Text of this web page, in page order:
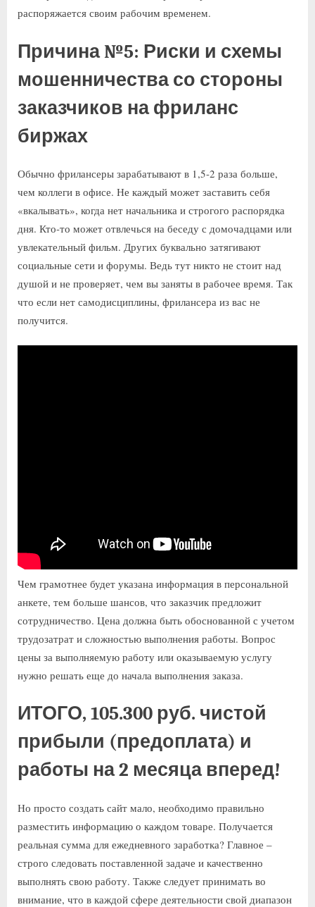
распоряжается своим рабочим временем.
Причина №5: Риски и схемы
мошенничества со стороны
заказчиков на фриланс
биржах
Обычно фрилансеры зарабатывают в 1,5-2 раза больше,
чем коллеги в офисе. Не каждый может заставить себя
«вкалывать», когда нет начальника и строгого распорядка
дня. Кто-то может отвлечься на беседу с домочадцами или
увлекательный фильм. Других буквально затягивают
социальные сети и форумы. Ведь тут никто не стоит над
душой и не проверяет, чем вы заняты в рабочее время. Так
что если нет самодисциплины, фрилансера из вас не
получится.
Чем грамотнее будет указана информация в персональной
анкете, тем больше шансов, что заказчик предложит
сотрудничество. Цена должна быть обоснованной с учетом
трудозатрат и сложностью выполнения работы. Вопрос
цены за выполняемую работу или оказываемую услугу
нужно решать еще до начала выполнения заказа.
ИТОГО, 105.300 руб. чистой
прибыли (предоплата) и
работы на 2 месяца вперед!
Но просто создать сайт мало, необходимо правильно
разместить информацию о каждом товаре. Получается
реальная сумма для ежедневного заработка? Главное –
строго следовать поставленной задаче и качественно
выполнять свою работу. Также следует принимать во
внимание, что в каждой сфере деятельности свой диапазон